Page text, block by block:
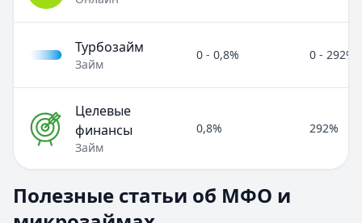
Турбозайм
Займ
0 - 0,8% 0 - 292%
Целевые
финансы
Займ
0,8% 292%
Раздел:МФО и микрозаймы. Всего статей: 8.
Займ под расписку
Полезные статьи об МФО и